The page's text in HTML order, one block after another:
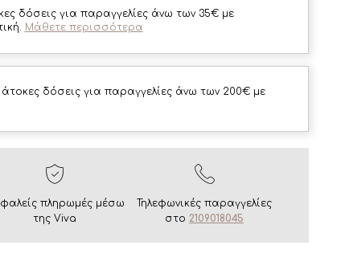
δόσεις για παραγγελίες άνω των 35€ με
Μάθετε περισσότερα
δόσεις για παραγγελίες άνω των 200€ με
πληρωμές μέσω
της Viva
Τηλεφωνικές παραγγελίες
στο 2109018045